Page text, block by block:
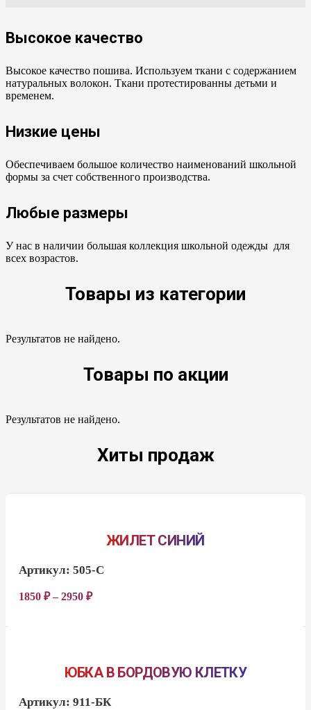
Высокое качество
Высокое качество пошива. Используем ткани с содержанием
натуральных волокон. Ткани протестированны детьми и
временем.
Низкие цены
Обеспечиваем большое количество наименований школьной
формы за счет собственного производства.
Любые размеры
У нас в наличии большая коллекция школьной одежды для
всех возрастов.
Товары из категории
Результатов не найдено.
Товары по акции
Результатов не найдено.
Хиты продаж
ЖИЛЕТ СИНИЙ
Артикул:505-С
1850₽–2950₽
ЮБКА В БОРДОВУЮ КЛЕТКУ
Артикул:911-БК